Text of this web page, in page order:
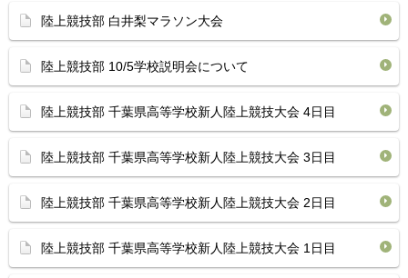
陸上競技部 白井梨マラソン大会
陸上競技部 10/5学校説明会について
陸上競技部 千葉県高等学校新人陸上競技大会 4日目
陸上競技部 千葉県高等学校新人陸上競技大会 3日目
陸上競技部 千葉県高等学校新人陸上競技大会 2日目
陸上競技部 千葉県高等学校新人陸上競技大会 1日目